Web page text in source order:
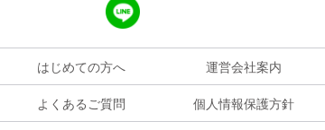
はじめての方へ 運営会社案内
よくあるご質問 個人情報保護方針